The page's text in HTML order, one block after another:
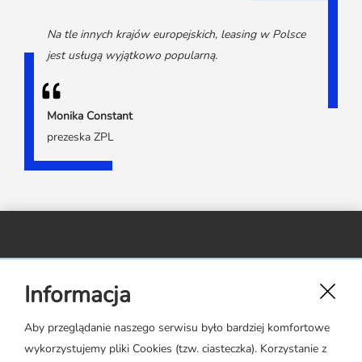
Subskrybuj Leaseletter
Kontakt dla mediów
Informacja
Aby przeglądanie naszego serwisu było bardziej komfortowe
wykorzystujemy pliki Cookies (tzw. ciasteczka). Korzystanie z
Na tle innych krajów europejskich, leasing w Polsce
jest usługą wyjątkowo popularną.
Monika Constant
prezeska ZPL
ul. Rejtana 17 lok. 22,
02-516 Warszawa
zpl@leasing.org.pl